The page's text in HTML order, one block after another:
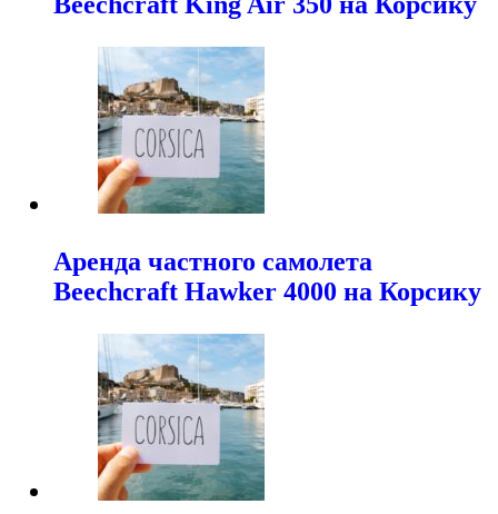
Аренда частного самолета
Beechcraft Hawker 4000 на Корсику